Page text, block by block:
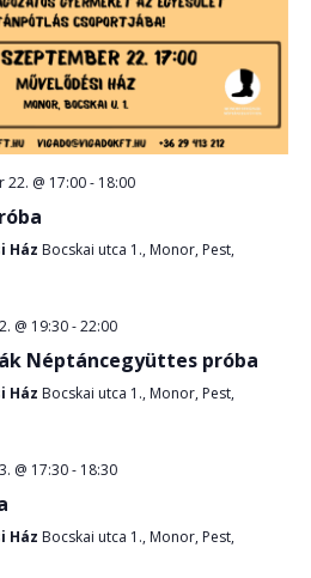
@ 17:00- 18:00
Ház Bocskai utca 1., Monor, Pest,
@ 19:30-22:00
Néptáncegyüttes próba
Ház Bocskai utca 1., Monor, Pest,
@ 17:30- 18:30
Ház Bocskai utca 1., Monor, Pest,